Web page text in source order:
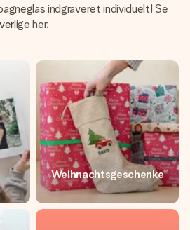
indgraveret individuelt! Se
lige her.
Weihnachtsgeschenke